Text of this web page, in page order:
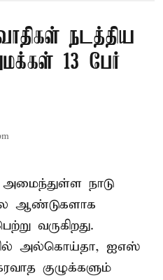
நடத்திய
13 பேர்
அமைந்துள்ள நாடு
ஆண்டுகளாக
வருகிறது.
அல்கொய்தா, ஐஎஸ்
குழுக்களும்